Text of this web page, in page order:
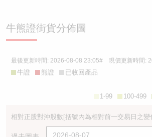
牛熊證街貨分佈圖
最後更新時間: 2026-08-08 23:05# 現價更新時間:
牛證 熊證 已收回產品
100-499
1-99
相對正股對沖股數[括號內為相對前一交易日之變